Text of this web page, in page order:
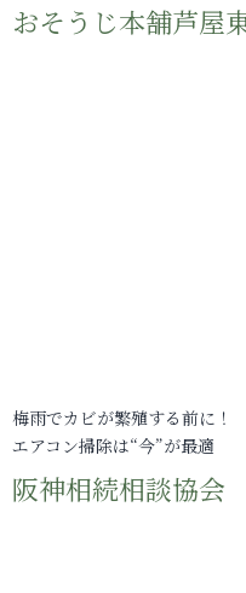
おそうじ本舗芦屋
梅雨でカビが繁殖する前に！
エアコン掃除は“今”が最適
阪神相続相談協会